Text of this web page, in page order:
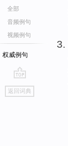
全部
音频例句
视频例句
权威例句
go
top
返回词典